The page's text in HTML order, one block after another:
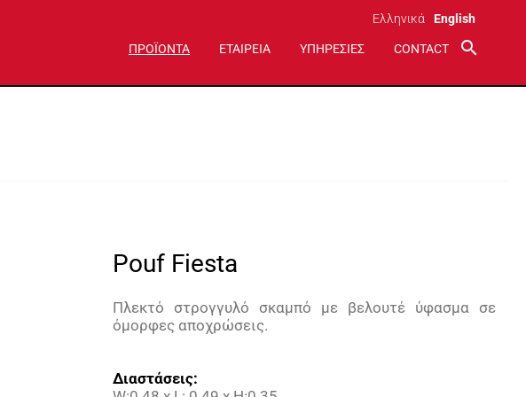
Ελληνικά English
ΠΡΟΪΟΝΤΑ ΕΤΑΙΡΕΙΑ ΥΠΗΡΕΣΙΕΣ CONTACT search
Pouf Fiesta
Πλεκτό στρογγυλό σκαμπό με βελουτέ ύφασμα σε
όμορφες αποχρώσεις.
Διαστάσεις: